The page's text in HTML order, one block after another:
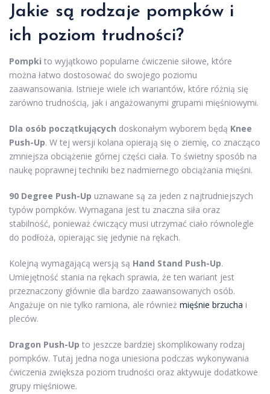
Jakie są rodzaje pompków i
ich poziom trudności?
Pompki to wyjątkowo popularne ćwiczenie siłowe, które
można łatwo dostosować do swojego poziomu
zaawansowania. Istnieje wiele ich wariantów, które różnią się
zarówno trudnością, jak i angażowanymi grupami mięśniowymi.
Dla osób początkujących doskonałym wyborem będą Knee
Push-Up. W tej wersji kolana opierają się o ziemię, co znacząco
zmniejsza obciążenie górnej części ciała. To świetny sposób na
naukę poprawnej techniki bez nadmiernego obciążania mięśni.
90 Degree Push-Up uznawane są za jeden z najtrudniejszych
typów pompków. Wymagana jest tu znaczna siła oraz
stabilność, ponieważ ćwiczący musi utrzymać ciało równolegle
do podłoża, opierając się jedynie na rękach.
Kolejną wymagającą wersją są Hand Stand Push-Up.
Umiejętność stania na rękach sprawia, że ten wariant jest
przeznaczony głównie dla bardzo zaawansowanych osób.
Angażuje on nie tylko ramiona, ale również mięśnie brzucha i
pleców.
Dragon Push-Up to jeszcze bardziej skomplikowany rodzaj
pompków. Tutaj jedna noga uniesiona podczas wykonywania
ćwiczenia zwiększa poziom trudności oraz aktywuje dodatkowe
grupy mięśniowe.